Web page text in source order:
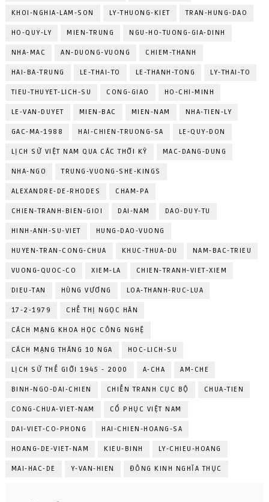
KHOI-NGHIA-LAM-SON LY-THUONG-KIET TRAN-HUNG-DAO
HO-QUY-LY MIEN-TRUNG NGU-HO-TUONG-GIA-DINH
NHA-MAC AN-DUONG-VUONG CHIEM-THANH
HAI-BA-TRUNG LE-THAI-TO LE-THANH-TONG LY-THAI-TO
TIEU-THUYET-LICH-SU CONG-GIAO HO-CHI-MINH
LE-VAN-DUYET MIEN-BAC MIEN-NAM NHA-TIEN-LY
GAC-MA-1988 HAI-CHIEN-TRUONG-SA LE-QUY-DON
LỊCH SỬ VIỆT NAM QUA CÁC THỜI KỲ MAC-DANG-DUNG
NHA-NGO TRUNG-VUONG-SHE-KINGS
ALEXANDRE-DE-RHODES CHAM-PA
CHIEN-TRANH-BIEN-GIOI DAI-NAM DAO-DUY-TU
HINH-ANH-SU-VIET HUNG-DAO-VUONG
HUYEN-TRAN-CONG-CHUA KHUC-THUA-DU NAM-BAC-TRIEU
VUONG-QUOC-CO XIEM-LA CHIEN-TRANH-VIET-XIEM
DIEU-TAN HÙNG VƯƠNG LOA-THANH-RUC-LUA
17-2-1979 CHẾ THỊ NGỌC HÂN
CÁCH MẠNG KHOA HỌC CÔNG NGHỆ
CÁCH MẠNG THÁNG 10 NGA HOC-LICH-SU
LỊCH SỬ THẾ GIỚI 1945 - 2000 A-CHA AM-CHE
BINH-NGO-DAI-CHIEN CHIẾN TRANH CỤC BỘ CHUA-TIEN
CONG-CHUA-VIET-NAM CỔ PHỤC VIỆT NAM
DAI-VIET-CO-PHONG HAI-CHIEN-HOANG-SA
HOANG-DE-VIET-NAM KIEU-BINH LY-CHIEU-HOANG
MAI-HAC-DE Y-VAN-HIEN ĐÔNG KINH NGHĨA THỤC